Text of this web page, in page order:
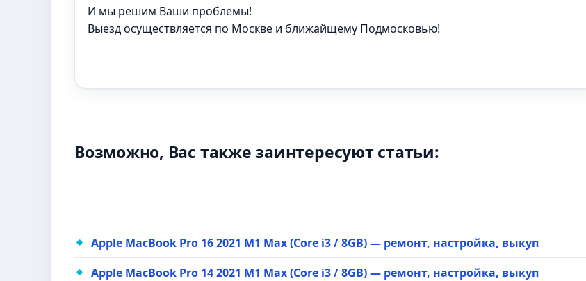
И мы решим Ваши проблемы!
Выезд осуществляется по Москве и ближайщему Подмосковью!
Возможно, Вас также заинтересуют статьи:
Apple MacBook Pro 16 2021 M1 Max (Core i3 / 8GB) — ремонт, настройка, выкуп
Apple MacBook Pro 14 2021 M1 Max (Core i3 / 8GB) — ремонт, настройка, выкуп